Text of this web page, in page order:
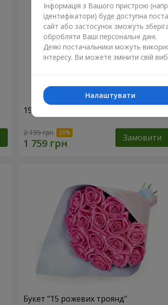
19 червоних троянд
2 199 грн Замовити
Букет "15 рожевих троянд"
Інформація з Вашого пристрою
ідентифікатори) буде доступна
сайт або застосунок зможуть
обробляти Ваші персональні дані.
Деякі постачальники можуть
інтересу. Ви можете змінити свій
Налаштувати